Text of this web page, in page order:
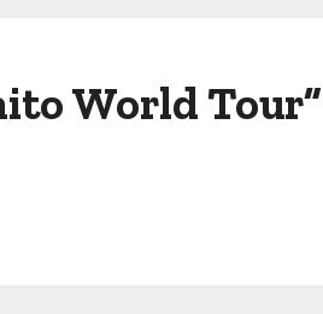
World Tour”